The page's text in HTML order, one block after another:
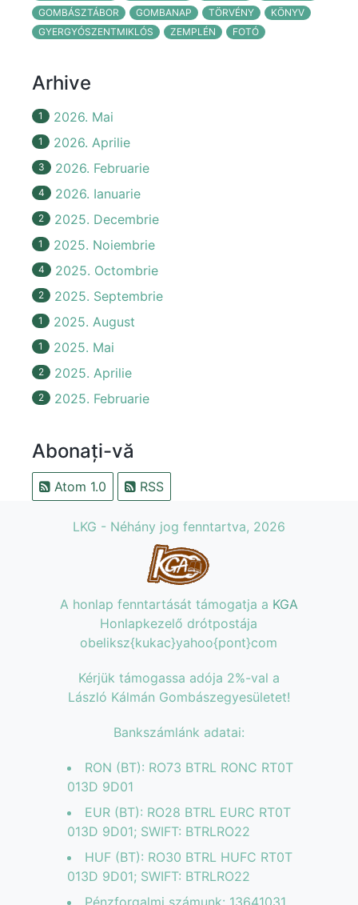
GOMBÁSZTÁBOR
GOMBANAP TÖRVÉNY
KÖNYV
GYERGYÓSZENTMIKLÓS
ZEMPLÉN FOTÓ
Arhive
1 2026. Mai
1 2026. Aprilie
3 2026. Februarie
4 2026. Ianuarie
2 2025. Decembrie
1 2025. Noiembrie
4 2025. Octombrie
2 2025. Septembrie
1 2025. August
1 2025. Mai
2 2025. Aprilie
2 2025. Februarie
Abonați-vă
Atom 1.0 RSS
LKG - Néhány jog fenntartva, 2026
A honlap fenntartását támogatja a KGA
Honlapkezelő drótpostája
obeliksz{kukac}yahoo{pont}com
Kérjük támogassa adója 2%-val a
László Kálmán Gombászegyesületet!
Bankszámlánk adatai:
RON (BT): RO73 BTRL RONC RT0T
013D 9D01
EUR (BT): RO28 BTRL EURC RT0T
013D 9D01; SWIFT: BTRLRO22
HUF (BT): RO30 BTRL HUFC RT0T
013D 9D01; SWIFT: BTRLRO22
Pénzforgalmi számunk: 13641031